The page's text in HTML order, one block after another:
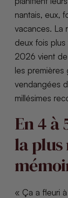
nantais, eux,
vacances. La
deux fois plus
2026 vient de
les
vendangées
millésimes
En 4 à
la plus
« Ça a fleuri